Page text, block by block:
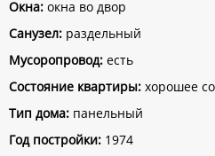
Окна: окна во двор
Санузел: раздельный
Мусоропровод: есть
Состояние квартиры: хорошее
Тип дома: панельный
Год постройки: 1974